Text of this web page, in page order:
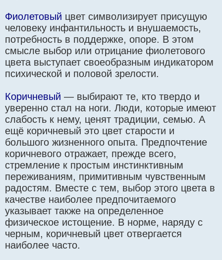
Фиолетовый цвет символизирует присущую
человеку инфантильность и внушаемость,
потребность в поддержке, опоре. В этом
смысле выбор или отрицание фиолетового
цвета выступает своеобразным индикатором
психической и половой зрелости.
Коричневый — выбирают те, кто твердо и
уверенно стал на ноги. Люди, которые имеют
слабость к нему, ценят традиции, семью. А
ещё коричневый это цвет старости и
большого жизненного опыта. Предпочтение
коричневого отражает, прежде всего,
стремление к простым инстинктивным
переживаниям, примитивным чувственным
радостям. Вместе с тем, выбор этого цвета в
качестве наиболее предпочитаемого
указывает также на определенное
физическое истощение. В норме, наряду с
черным, коричневый цвет отвергается
наиболее часто.